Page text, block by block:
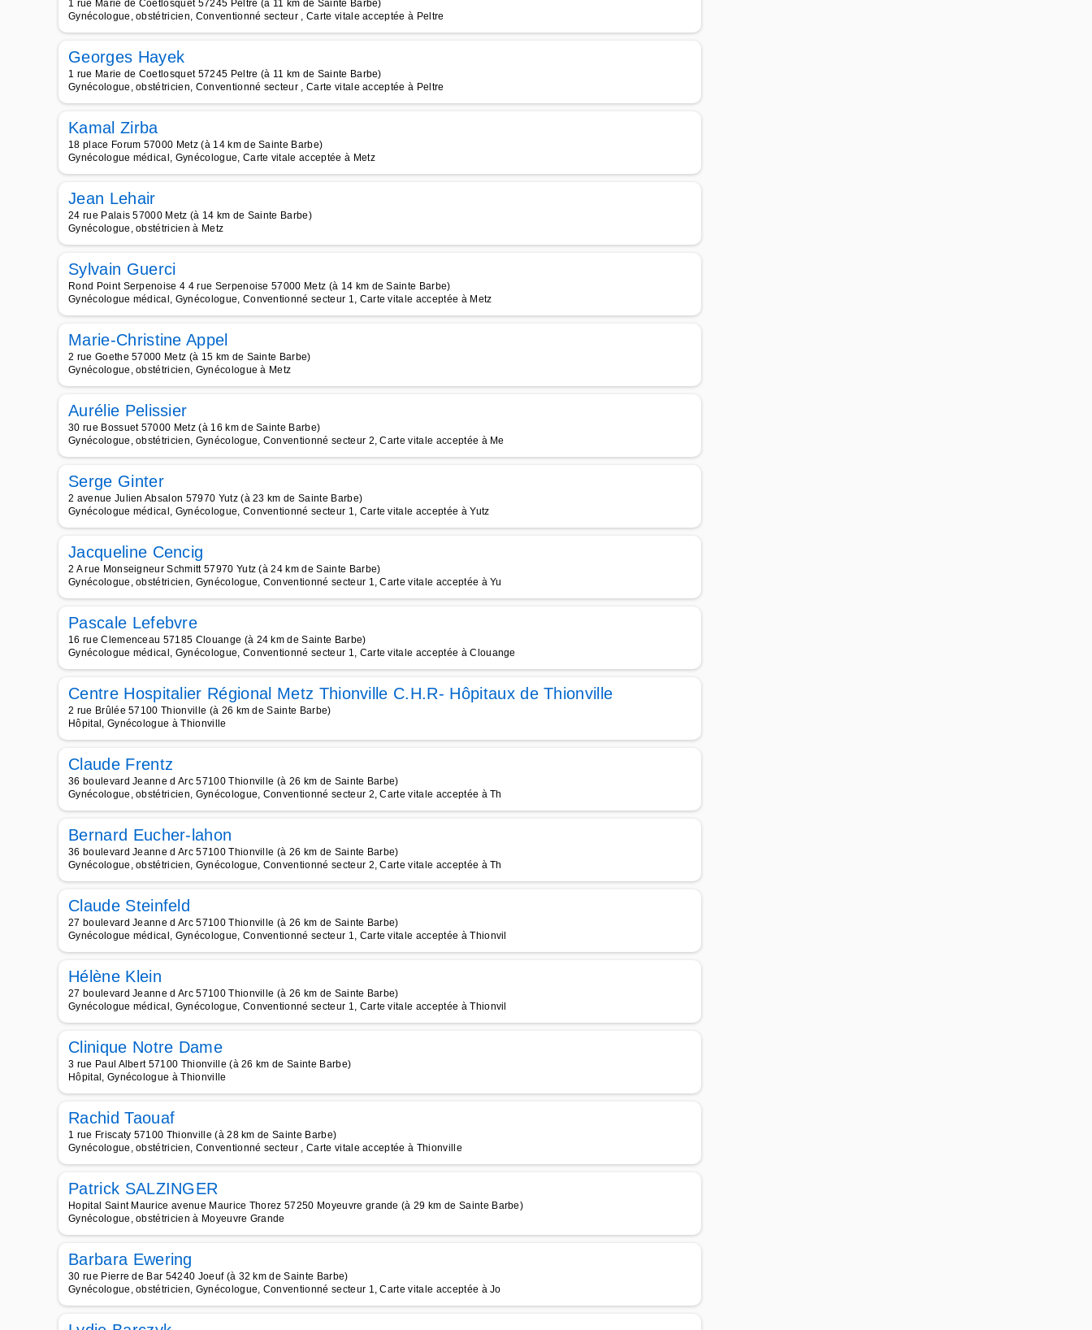
1 rue Marie de Coetlosquet 57245 Peltre (à 11 km de Sainte Barbe)
Gynécologue, obstétricien, Conventionné secteur , Carte vitale acceptée à Peltre
Georges Hayek
1 rue Marie de Coetlosquet 57245 Peltre (à 11 km de Sainte Barbe)
Gynécologue, obstétricien, Conventionné secteur , Carte vitale acceptée à Peltre
Kamal Zirba
18 place Forum 57000 Metz (à 14 km de Sainte Barbe)
Gynécologue médical, Gynécologue, Carte vitale acceptée à Metz
Jean Lehair
24 rue Palais 57000 Metz (à 14 km de Sainte Barbe)
Gynécologue, obstétricien à Metz
Sylvain Guerci
Rond Point Serpenoise 4 4 rue Serpenoise 57000 Metz (à 14 km de Sainte Barbe)
Gynécologue médical, Gynécologue, Conventionné secteur 1, Carte vitale acceptée à Metz
Marie-Christine Appel
2 rue Goethe 57000 Metz (à 15 km de Sainte Barbe)
Gynécologue, obstétricien, Gynécologue à Metz
Aurélie Pelissier
30 rue Bossuet 57000 Metz (à 16 km de Sainte Barbe)
Gynécologue, obstétricien, Gynécologue, Conventionné secteur 2, Carte vitale acceptée à Me
Serge Ginter
2 avenue Julien Absalon 57970 Yutz (à 23 km de Sainte Barbe)
Gynécologue médical, Gynécologue, Conventionné secteur 1, Carte vitale acceptée à Yutz
Jacqueline Cencig
2 A rue Monseigneur Schmitt 57970 Yutz (à 24 km de Sainte Barbe)
Gynécologue, obstétricien, Gynécologue, Conventionné secteur 1, Carte vitale acceptée à Yu
Pascale Lefebvre
16 rue Clemenceau 57185 Clouange (à 24 km de Sainte Barbe)
Gynécologue médical, Gynécologue, Conventionné secteur 1, Carte vitale acceptée à Clouange
Centre Hospitalier Régional Metz Thionville C.H.R- Hôpitaux de Thionville
2 rue Brûlée 57100 Thionville (à 26 km de Sainte Barbe)
Hôpital, Gynécologue à Thionville
Claude Frentz
36 boulevard Jeanne d Arc 57100 Thionville (à 26 km de Sainte Barbe)
Gynécologue, obstétricien, Gynécologue, Conventionné secteur 2, Carte vitale acceptée à Th
Bernard Eucher-lahon
36 boulevard Jeanne d Arc 57100 Thionville (à 26 km de Sainte Barbe)
Gynécologue, obstétricien, Gynécologue, Conventionné secteur 2, Carte vitale acceptée à Th
Claude Steinfeld
27 boulevard Jeanne d Arc 57100 Thionville (à 26 km de Sainte Barbe)
Gynécologue médical, Gynécologue, Conventionné secteur 1, Carte vitale acceptée à Thionvil
Hélène Klein
27 boulevard Jeanne d Arc 57100 Thionville (à 26 km de Sainte Barbe)
Gynécologue médical, Gynécologue, Conventionné secteur 1, Carte vitale acceptée à Thionvil
Clinique Notre Dame
3 rue Paul Albert 57100 Thionville (à 26 km de Sainte Barbe)
Hôpital, Gynécologue à Thionville
Rachid Taouaf
1 rue Friscaty 57100 Thionville (à 28 km de Sainte Barbe)
Gynécologue, obstétricien, Conventionné secteur , Carte vitale acceptée à Thionville
Patrick SALZINGER
Hopital Saint Maurice avenue Maurice Thorez 57250 Moyeuvre grande (à 29 km de Sainte Barbe)
Gynécologue, obstétricien à Moyeuvre Grande
Barbara Ewering
30 rue Pierre de Bar 54240 Joeuf (à 32 km de Sainte Barbe)
Gynécologue, obstétricien, Gynécologue, Conventionné secteur 1, Carte vitale acceptée à Jo